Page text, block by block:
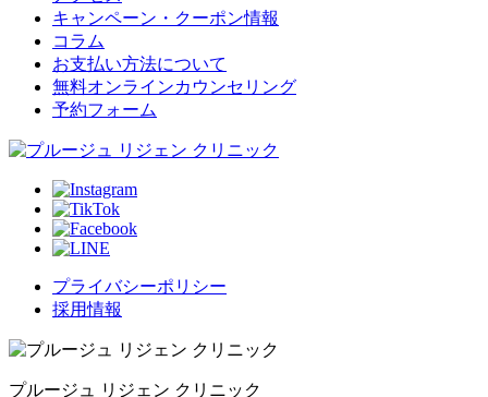
キャンペーン・クーポン情報
コラム
お支払い方法について
無料オンラインカウンセリング
予約フォーム
プライバシーポリシー
採用情報
プルージュ リジェン クリニック